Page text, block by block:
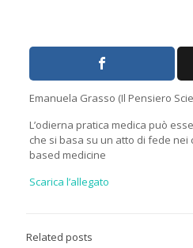
Emanuela Grasso (Il Pensiero
L’odierna pratica medica può
che si basa su un atto di fede nei
based medicine
Scarica l’allegato
Related posts